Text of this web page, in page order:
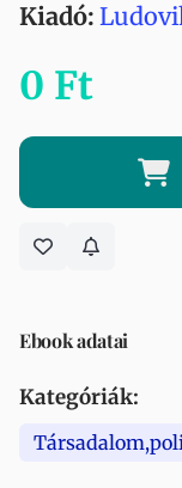
Kiadó:
0 Ft
Ebook adatai
Kategóriák: